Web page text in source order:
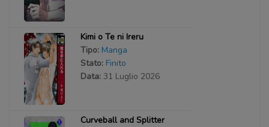
Kimi o Te ni Ireru
Tipo: Manga
Stato: Finito
Data: 31 Luglio 2026
Curveball and Splitter